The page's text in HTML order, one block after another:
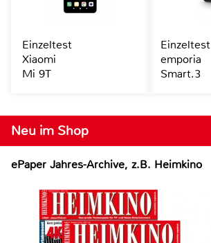
Neu im Shop
ePaper Jahres-Archive, z.B. Heimkino
Einzeltest
Xiaomi
Mi 9T
Einzeltest
emporia
Smart.3